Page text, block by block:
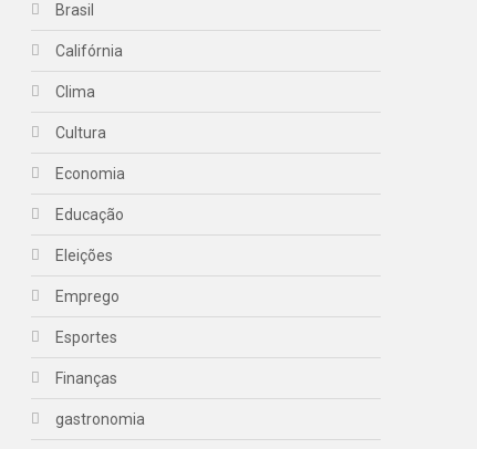
Brasil
Califórnia
Clima
Cultura
Economia
Educação
Eleições
Emprego
Esportes
Finanças
gastronomia